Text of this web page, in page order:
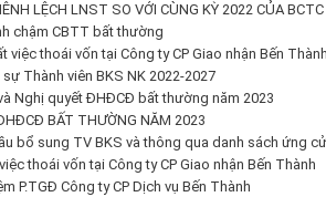
LỆCH LNST SO VỚI CÙNG KỲ 2022 CỦA
chậm CBTT bất thường
việc thoái vốn tại Công ty CP Giao nhận Bến
Thành viên BKS NK 2022-2027
Nghị quyết ĐHĐCĐ bất thường năm 2023
BẤT THƯỜNG NĂM 2023
bổ sung TV BKS và thông qua danh sách ứng
thoái vốn tại Công ty CP Giao nhận Bến Thành
P.TGĐ Công ty CP Dịch vụ Bến Thành